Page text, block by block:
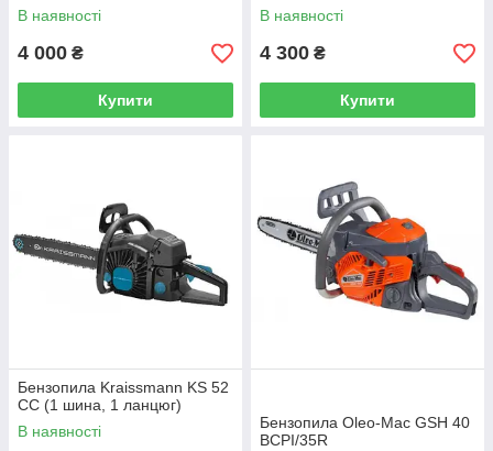
В наявності
4 000 ₴
Купити
В наявності
4 300 ₴
Купити
Бензопила Kraissmann KS 52
СС (1 шина, 1 ланцюг)
В наявності
Бензопила Oleo-Мас GSH 40
BCPI/35R